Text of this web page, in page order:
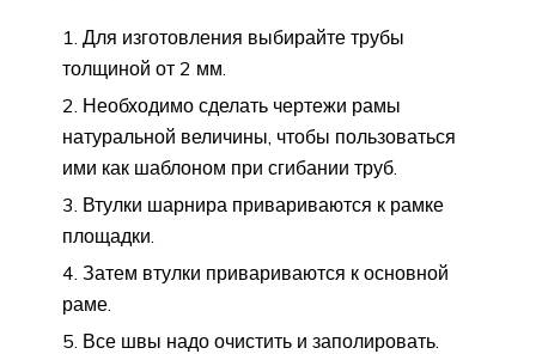
Для изготовления выбирайте трубы
толщиной от 2 мм.
Необходимо сделать чертежи рамы
натуральной величины, чтобы пользоваться
ими как шаблоном при сгибании труб.
Втулки шарнира привариваются к рамке
площадки.
Затем втулки привариваются к основной
раме.
Все швы надо очистить и заполировать.